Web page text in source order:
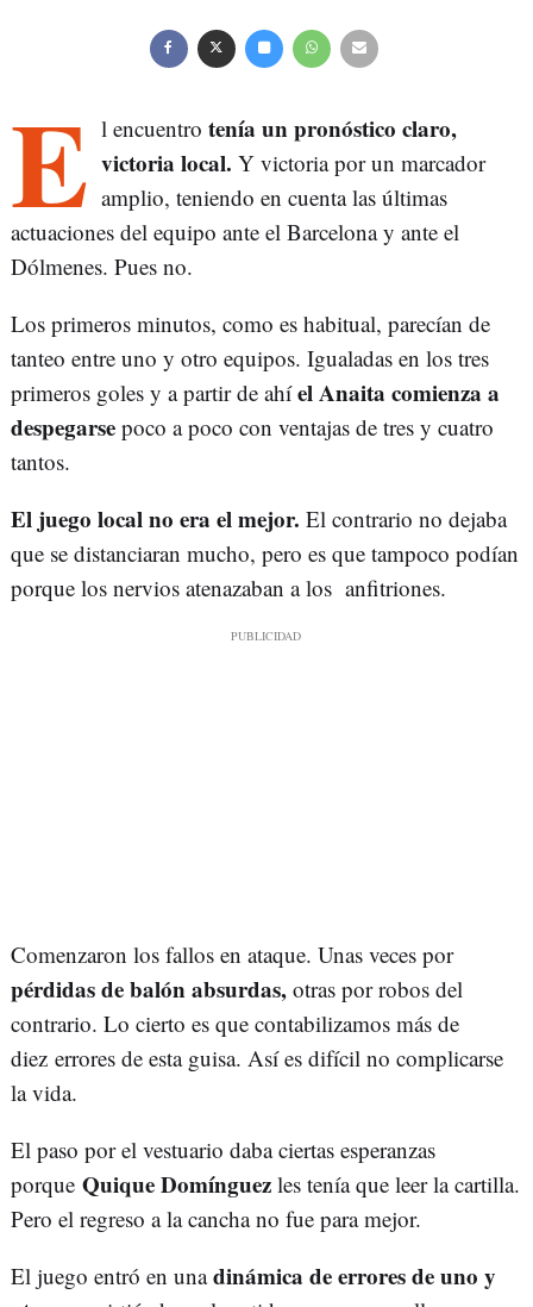
E l encuentro tenía un pronóstico claro,
victoria local. Y victoria por un marcador
amplio, teniendo en cuenta las últimas
actuaciones del equipo ante el Barcelona y ante el
Dólmenes. Pues no.
Los primeros minutos, como es habitual, parecían de
tanteo entre uno y otro equipos. Igualadas en los tres
primeros goles y a partir de ahíel Anaita comienza a
despegarse poco a poco con ventajas de tres y cuatro
tantos.
El juego local no era el mejor. El contrario no dejaba
que se distanciaran mucho, pero es que tampoco podían
porque los nervios atenazaban a los anfitriones.
Comenzaron los fallos en ataque. Unas veces por
pérdidas de balón absurdas, otras por robos del
contrario. Lo cierto es que contabilizamos más de
diez errores de esta guisa. Así es difícil no complicarse
la vida.
El paso por el vestuario daba ciertas esperanzas
porque Quique Domínguez les tenía que leer la cartilla.
Pero el regreso a la cancha no fue para mejor.
El juego entró en unadinámica de errores de uno y